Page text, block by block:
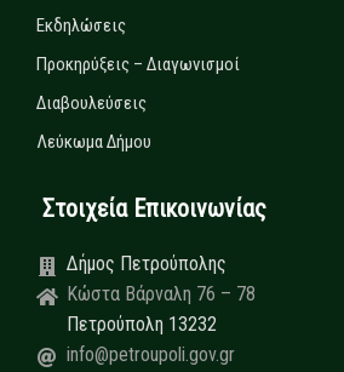
Εκδηλώσεις
Προκηρύξεις – Διαγωνισμοί
Διαβουλεύσεις
Λεύκωμα Δήμου
Στοιχεία Επικοινωνίας
Δήμος Πετρούπολης
Κώστα Βάρναλη 76 – 78
Πετρούπολη 13232
info@petroupoli.gov.gr